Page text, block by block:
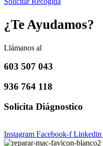
¿Te Ayudamos?
Llámanos al
603 507 043
936 764 118
Solicita Diágnostico
Instagram Facebook-f Linkedin